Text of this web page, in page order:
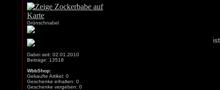
Grünschnabel
Dabei seit: 02.01.2010
Beiträge: 13518
WbbShop:
Gekaufte Artikel: 0
Geschenke erhalten: 0
Geschenke vergeben: 0